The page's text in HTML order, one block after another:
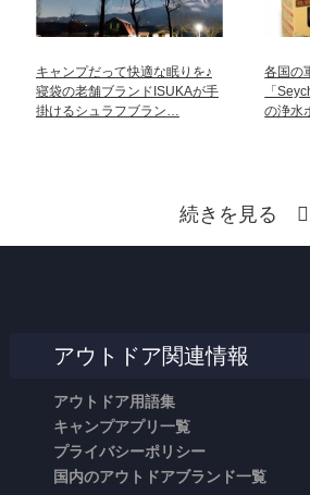
キャンプだって快適な眠りを♪
寝袋の老舗ブランドISUKAが手
掛けるシュラフブラン…
各国の
「
の浄水
続きを見る
アウトドア関連情報
アウトドア用語集
キャンプアプリ一覧
プライバシーポリシー
国内のアウトドアブランド一覧